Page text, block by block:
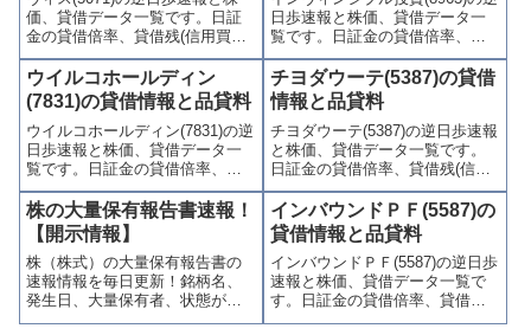
います。
す。
価、貸借データ一覧です。日証
金の貸借倍率、貸借残(信用買
残、信用売残)、品貸料(逆日
歩)、東証の週末残高、規制(注意
喚起・申込停止)など、空売り関
連情報を集計し、図解でわかり
やすくまとめて掲載していま
す。
日歩速報と株価、貸借データ一
覧です。日証金の貸借倍率、貸
借残(信用買残、信用売残)、品貸
料(逆日歩)、東証の週末残高、規
制(注意喚起・申込停止)など、空
売り関連情報を集計し、図解で
わかりやすくまとめて掲載して
います。
ウイルコホールディン
(7831)の貸借情報と品貸料
ウイルコホールディン(7831)の逆
日歩速報と株価、貸借データ一
覧です。日証金の貸借倍率、貸
借残(信用買残、信用売残)、品貸
料(逆日歩)、東証の週末残高、規
制(注意喚起・申込停止)など、空
売り関連情報を集計し、図解で
わかりやすくまとめて掲載して
います。
チヨダウーテ(5387)の貸借
情報と品貸料
チヨダウーテ(5387)の逆日歩速報
と株価、貸借データ一覧です。
日証金の貸借倍率、貸借残(信用
買残、信用売残)、品貸料(逆日
歩)、東証の週末残高、規制(注意
喚起・申込停止)など、空売り関
連情報を集計し、図解でわかり
やすくまとめて掲載していま
す。
株の大量保有報告書速報！
【開示情報】
株（株式）の大量保有報告書の
速報情報を毎日更新！銘柄名、
発生日、大量保有者、状態が一
目でわかる一覧リスト！銘柄名
インバウンドＰＦ(5587)の
貸借情報と品貸料
インバウンドＰＦ(5587)の逆日歩
速報と株価、貸借データ一覧で
す。日証金の貸借倍率、貸借残
(信用買残、信用売残)、品貸料